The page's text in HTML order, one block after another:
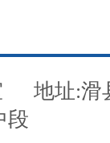
地址:滑
段